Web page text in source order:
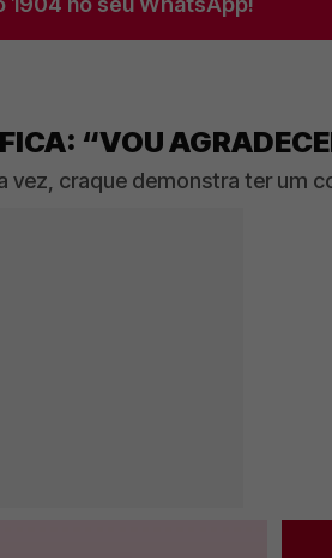
“VOU
craque demonstra ter um